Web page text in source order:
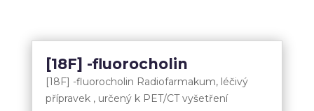
[18F] -fluorocholin
[18F] -fluorocholin Radiofarmakum, léčivý
přípravek , určený k PET/CT vyšetření